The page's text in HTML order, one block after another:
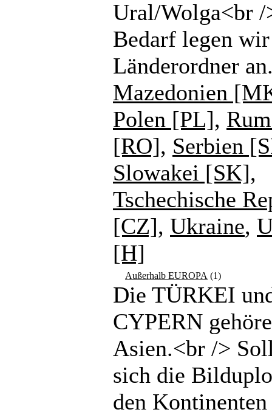
Ural/Wolga<br /
Bedarf legen wir
Länderordner
Mazedonien
Polen [PL],
[RO], Serbien
Slowakei [SK],
Tschechische
[CZ], Ukraine,
[H]
Außerhalb EUROPA (1)
Die TÜRKEI
CYPERN
Asien.<br />
sich die
den